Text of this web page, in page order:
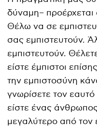
δύναμη–
Θέλω να σε
σας εμπιστευτούν.
εμπιστευτούν.
είστε έμπιστοι
την εμπιστοσύνη
γνωρίσετε τον
είστε ένας
μεγαλύτερο από τον